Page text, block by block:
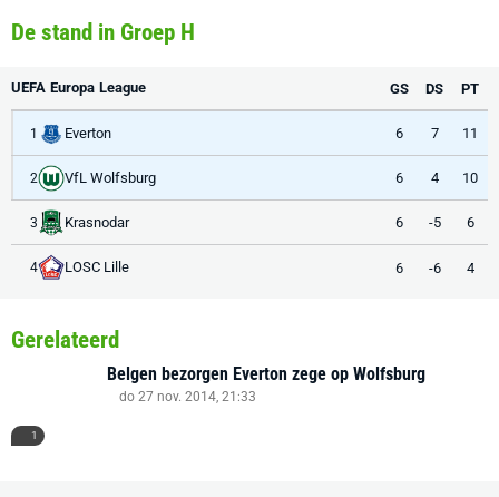
De stand in Groep H
UEFA Europa League GS DS PT
1 Everton 6 7 11
2 VfL Wolfsburg 6 4 10
3 Krasnodar 6 -5 6
4 LOSC Lille 6 -6 4
Gerelateerd
1
Belgen bezorgen Everton zege op Wolfsburg
do 27 nov. 2014, 21:33